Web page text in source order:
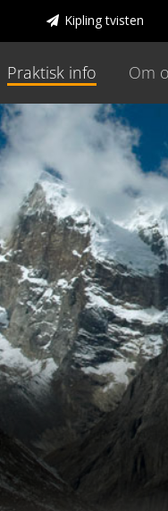
 Kipling tvisten
Praktisk info Om